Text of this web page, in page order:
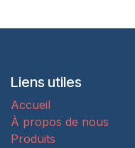
Liens utiles
Accueil
À propos de nous
Produits